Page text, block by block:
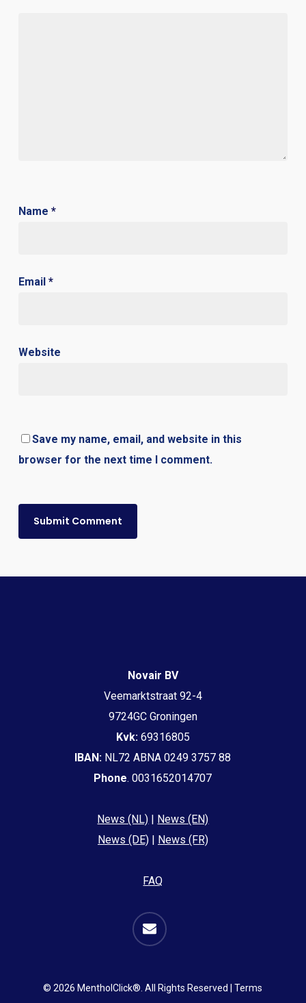
Name *
Email *
Website
Save my name, email, and website in this
browser for the next time I comment.
Novair BV
Veemarktstraat 92-4
9724GC Groningen
Kvk:69316805
IBAN: NL72 ABNA 0249 3757 88
Phone. 0031652014707
News (NL)
News (EN)
News (DE)| News (FR)
FAQ
email
© 2026 MentholClick®. All Rights Reserved |Terms